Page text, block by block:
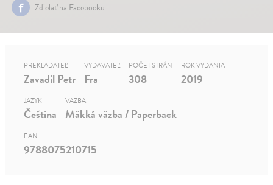
Zdielať na Facebooku
PREKLADATEĽ
Zavadil Petr
VYDAVATEĽ
Fra
POČET STRÁN
308
ROK VYDANIA
2019
JAZYK
Čeština
VÄZBA
Mäkká väzba / Paperback
EAN
9788075210715